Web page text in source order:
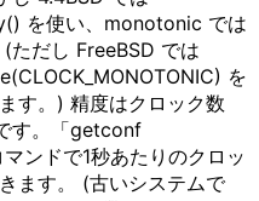
を使い、monotonic では
ただし FreeBSD では
を
す。) 精度はクロック数
す。「getconf
ンドで1秒あたりのクロッ
ます。 (古いシステムで